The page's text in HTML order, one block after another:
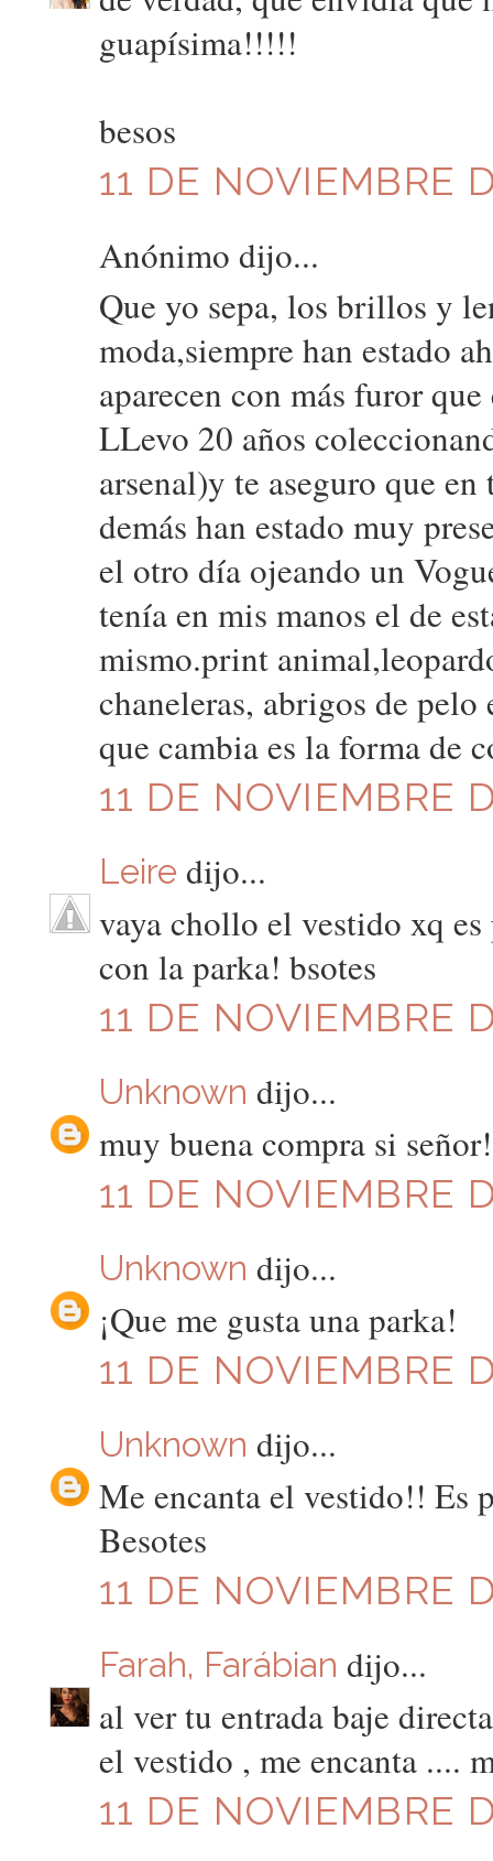
guapísima!!!!!
besos
11 DE NOVIEMBRE
Anónimo dijo...
Que yo sepa, los brillos y
moda,siempre han estado
aparecen con más furor que
LLevo 20 años
arsenal)y te aseguro que
demás han estado muy
el otro día ojeando un
tenía en mis manos el de
mismo.print
chaneleras, abrigos de
que cambia es la forma de
11 DE NOVIEMBRE
Leire dijo...
vaya chollo el vestido xq
con la parka! bsotes
11 DE NOVIEMBRE
Unknown dijo...
muy buena compra si
11 DE NOVIEMBRE
Unknown dijo...
¡Que me gusta una parka!
11 DE NOVIEMBRE
Unknown dijo...
Me encanta el vestido!! Es
Besotes
11 DE NOVIEMBRE
Farah, Farábian dijo...
al ver tu entrada baje
el vestido , me encanta ....
11 DE NOVIEMBRE